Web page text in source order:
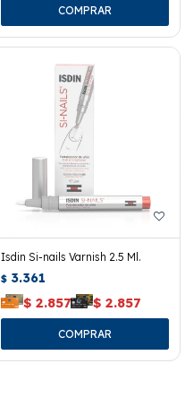
Isdin Si-nails Varnish 2.5 Ml.
$ 3.361
$ 2.857 $ 2.857